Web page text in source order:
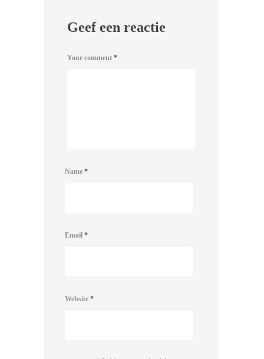
Geef een reactie
Your comment *
Name *
Email *
Website *